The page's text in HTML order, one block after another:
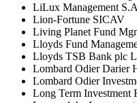
LiLux Management
Lion-Fortune SICAV
Living Planet Fund
Lloyds Fund
Lloyds TSB Bank plc
Lombard Odier Darier
Lombard Odier
Long Term Investment